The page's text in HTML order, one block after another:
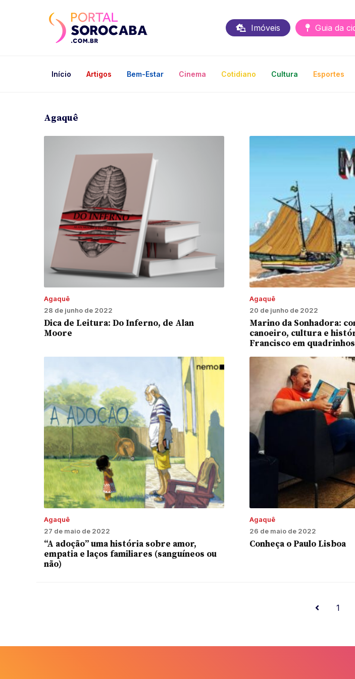
Imóveis Guia da
Início Artigos Bem-Estar Cinema Cotidiano Cultura Esportes
Agaquê
Agaquê
28 de junho de 2022
Dica de Leitura: Do Inferno, de Alan
Moore
Agaquê
20 de junho de 2022
Marino da Sonhadora:
canoeiro, cultura e
Francisco em quadrinhos
Agaquê
27 de maio de 2022
“A adoção” uma história sobre amor,
empatia e laços familiares (sanguíneos ou
não)
Agaquê
26 de maio de 2022
Conheça o Paulo Lisboa
1